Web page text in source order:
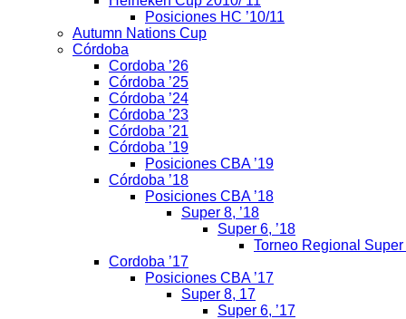
Posiciones HC ’10/11
Autumn Nations Cup
Córdoba
Cordoba ’26
Córdoba ’25
Córdoba ’24
Córdoba ’23
Córdoba ’21
Córdoba ’19
Posiciones CBA ’19
Córdoba ’18
Posiciones CBA ’18
Super 8, ’18
Super 6, ’18
Torneo Regional
Cordoba ’17
Posiciones CBA ’17
Super 8, 17
Super 6, ’17